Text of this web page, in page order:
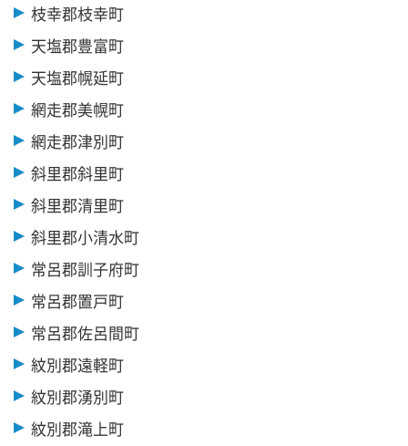
枝幸郡枝幸町
天塩郡豊富町
天塩郡幌延町
網走郡美幌町
網走郡津別町
斜里郡斜里町
斜里郡清里町
斜里郡小清水町
常呂郡訓子府町
常呂郡置戸町
常呂郡佐呂間町
紋別郡遠軽町
紋別郡湧別町
紋別郡滝上町